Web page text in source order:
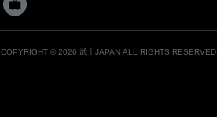
COPYRIGHT © 2026 武士JAPAN ALL RIGHTS RESERVED.